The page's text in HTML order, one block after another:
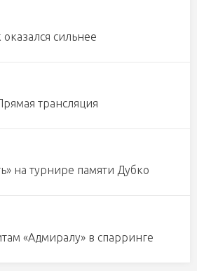
сильнее
трансляция
на турнире памяти Дубко
«Адмиралу» в спарринге